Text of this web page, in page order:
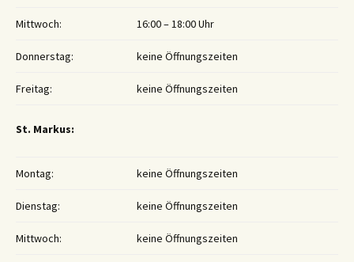
Mittwoch: 16:00 – 18:00 Uhr
Donnerstag: keine Öffnungszeiten
Freitag: keine Öffnungszeiten
St. Markus:
Montag: keine Öffnungszeiten
Dienstag: keine Öffnungszeiten
Mittwoch: keine Öffnungszeiten